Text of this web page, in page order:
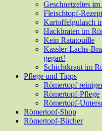
Geschnetzeltes
Fleischtopf-
Kartoffelgulasch
Hackbraten im
Kein Ratatouille
Kassler-Lachs-
gegart!
Schichtkraut im
Pflege und Tipps
Römertopf
Römertopf-Pflege
Römertopf-
Römertopf-Shop
Römertopf-Bücher